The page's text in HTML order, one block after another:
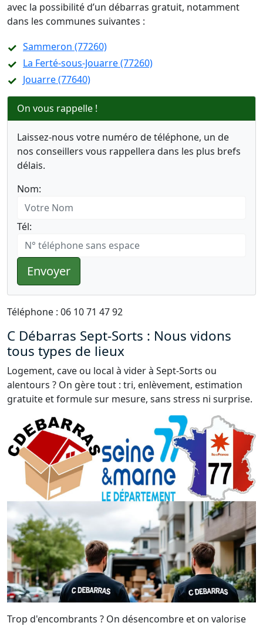
avec la possibilité d’un débarras gratuit, notamment
dans les communes suivantes :
Sammeron (77260)
La Ferté-sous-Jouarre (77260)
Jouarre (77640)
On vous rappelle !
Laissez-nous votre numéro de téléphone, un de
nos conseillers vous rappellera dans les plus brefs
délais.
Nom:
Tél:
Envoyer
Téléphone : 06 10 71 47 92
C Débarras Sept-Sorts : Nous vidons
tous types de lieux
Logement, cave ou local à vider à Sept-Sorts ou
alentours ? On gère tout : tri, enlèvement, estimation
gratuite et formule sur mesure, sans stress ni surprise.
Trop d'encombrants ? On désencombre et on valorise